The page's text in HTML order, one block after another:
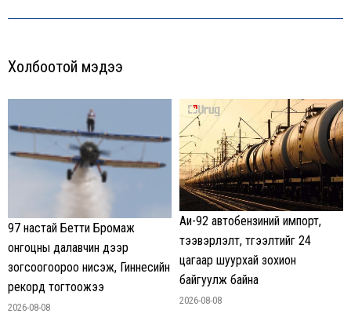
Холбоотой мэдээ
97 настай Бетти Бромаж
онгоцны далавчин дээр
зогсоогоороо нисэж, Гиннесийн
рекорд тогтоожээ
2026-08-08
Аи-92 автобензиний импорт,
тээвэрлэлт, түгээлтийг 24
цагаар шуурхай зохион
байгуулж байна
2026-08-08